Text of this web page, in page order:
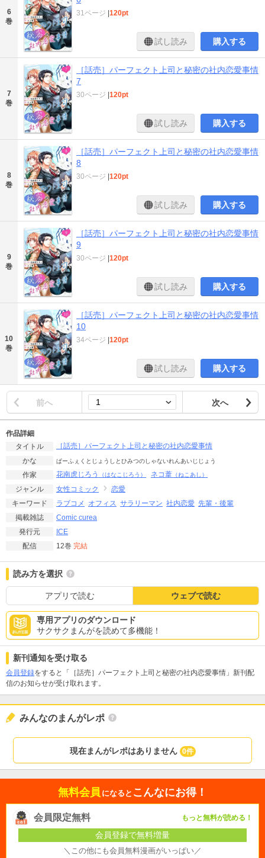
6
巻
31ページ 120pt
試し読み 購入する
7
巻
［話売］パーフェクト上司と秘密の社内恋愛事情
7
30ページ 120pt
試し読み 購入する
8
巻
［話売］パーフェクト上司と秘密の社内恋愛事情
8
30ページ 120pt
試し読み 購入する
9
巻
［話売］パーフェクト上司と秘密の社内恋愛事情
9
30ページ 120pt
試し読み 購入する
10
巻
［話売］パーフェクト上司と秘密の社内恋愛事情
10
34ページ 120pt
試し読み 購入する
前へ 次へ
作品詳細
タイトル
［話売］パーフェクト上司と秘密の社内恋愛事情
かな
ぱーふぇくとじょうしとひみつのしゃないれんあいじじょう
作家 花南虎じろう （はなこじろう） ネコ葦 （ねこあし）
ジャンル 女性コミック
恋愛
キーワード
ラブコメ オフィス サラリーマン 社内恋愛 先輩・後輩
掲載雑誌
Comic curea
発行元
ICE
配信
12巻 完結
読み方を選択
アプリで読む ウェブで読む
専用アプリのダウンロード
サクサクまんがを読めて多機能！
新刊通知を受け取る
会員登録をすると「［話売］パーフェクト上司と秘密の社内恋愛事情」新刊配
信のお知らせが受け取れます。
みんなのまんがレポ
現在まんがレポはありません 0件
無料会員 になると こんなにお得！
会員限定無料 もっと無料が読める！
会員登録で無料増量
＼この他にも会員無料漫画がいっぱい／